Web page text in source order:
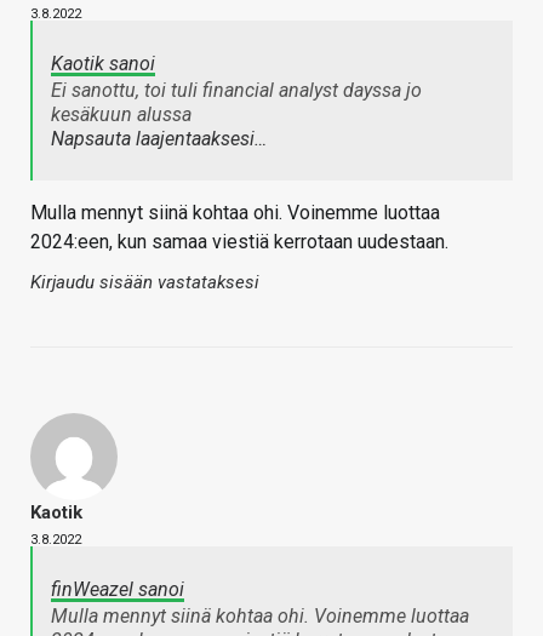
3.8.2022
Kaotik sanoi
Ei sanottu, toi tuli financial analyst dayssa jo
kesäkuun alussa
Napsauta laajentaaksesi…
Mulla mennyt siinä kohtaa ohi. Voinemme luottaa
2024:een, kun samaa viestiä kerrotaan uudestaan.
Kirjaudu sisään vastataksesi
Kaotik
3.8.2022
finWeazel sanoi
Mulla mennyt siinä kohtaa ohi. Voinemme luottaa